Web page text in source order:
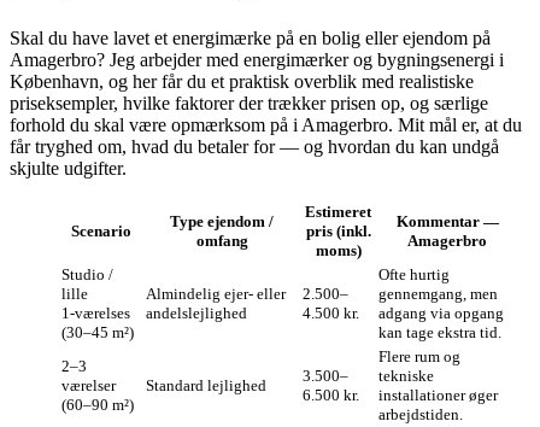
Skal du have lavet et energimærke på en bolig eller ejendom på
Amagerbro? Jeg arbejder med energimærker og bygningsenergi i
København, og her får du et praktisk overblik med realistiske
priseksempler, hvilke faktorer der trækker prisen op, og særlige
forhold du skal være opmærksom på i Amagerbro. Mit mål er, at du
får tryghed om, hvad du betaler for — og hvordan du kan undgå
skjulte udgifter.
Scenario
Type ejendom /
omfang
Estimeret
pris (inkl.
moms)
Kommentar —
Amagerbro
Studio /
lille
1‑værelses
(30–45 m²)
Almindelig ejer- eller
andelslejlighed
2.500–
4.500 kr.
Ofte hurtig
gennemgang, men
adgang via opgang
kan tage ekstra tid.
2–3
værelser
(60–90 m²)
Standard lejlighed
3.500–
6.500 kr.
Flere rum og
tekniske
installationer øger
arbejdstiden.